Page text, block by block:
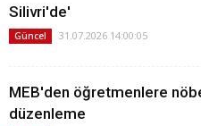
Silivri'de'
Güncel 31.07.2026 14:00:05
MEB'den öğretmenlere
düzenleme